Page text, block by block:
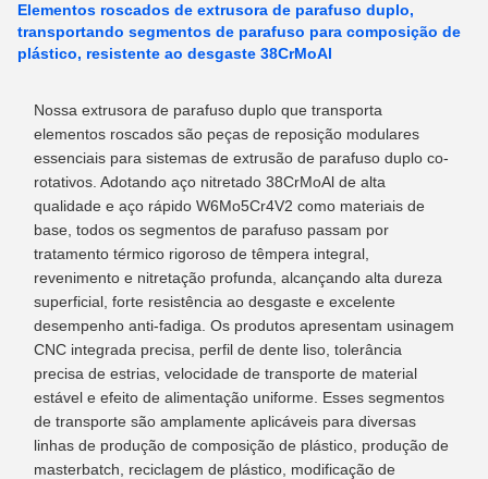
Elementos roscados de extrusora de parafuso duplo,
transportando segmentos de parafuso para composição de
plástico, resistente ao desgaste 38CrMoAl
Nossa extrusora de parafuso duplo que transporta
elementos roscados são peças de reposição modulares
essenciais para sistemas de extrusão de parafuso duplo co-
rotativos. Adotando aço nitretado 38CrMoAl de alta
qualidade e aço rápido W6Mo5Cr4V2 como materiais de
base, todos os segmentos de parafuso passam por
tratamento térmico rigoroso de têmpera integral,
revenimento e nitretação profunda, alcançando alta dureza
superficial, forte resistência ao desgaste e excelente
desempenho anti-fadiga. Os produtos apresentam usinagem
CNC integrada precisa, perfil de dente liso, tolerância
precisa de estrias, velocidade de transporte de material
estável e efeito de alimentação uniforme. Esses segmentos
de transporte são amplamente aplicáveis ​​para diversas
linhas de produção de composição de plástico, produção de
masterbatch, reciclagem de plástico, modificação de